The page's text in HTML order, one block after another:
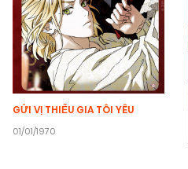
GỬI VỊ THIẾU GIA TÔI YÊU
01/01/1970